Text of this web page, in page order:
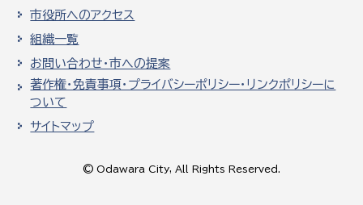
市役所へのアクセス
組織一覧
お問い合わせ・市への提案
著作権・免責事項・プライバシーポリシー・リンクポリシーに
ついて
サイトマップ
© Odawara City, All Rights Reserved.